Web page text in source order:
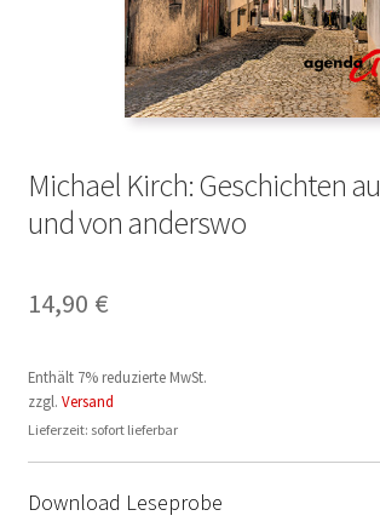
Michael Kirch: Geschichten
und von anderswo
14,90 €
Enthält 7% reduzierte MwSt.
zzgl. Versand
Lieferzeit: sofort lieferbar
Download Leseprobe